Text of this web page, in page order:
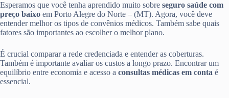
Esperamos que você tenha aprendido muito sobre seguro saúde com
preço baixo em Porto Alegre do Norte – (MT). Agora, você deve
entender melhor os tipos de convênios médicos. Também sabe quais
fatores são importantes ao escolher o melhor plano.
É crucial comparar a rede credenciada e entender as coberturas.
Também é importante avaliar os custos a longo prazo. Encontrar um
equilíbrio entre economia e acesso a consultas médicas em conta é
essencial.